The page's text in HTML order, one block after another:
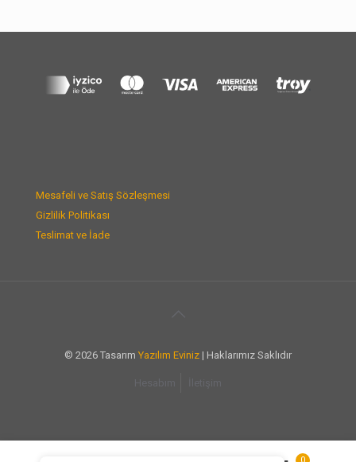
Mesafeli ve Satış Sözleşmesi
Gizlilik Politikası
Teslimat ve İade
© 2026 Tasarım Yazılım Eviniz | Haklarımız Saklıdır
Hesabım İletişim